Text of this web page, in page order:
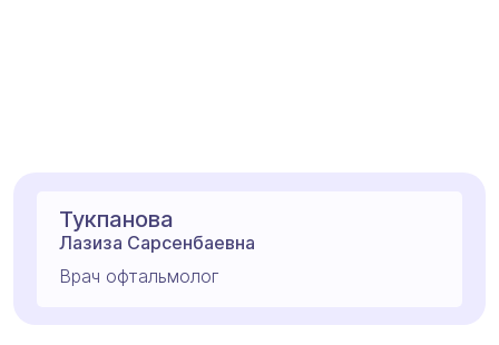
Тукпанова
Лазиза Сарсенбаевна
Врач офтальмолог